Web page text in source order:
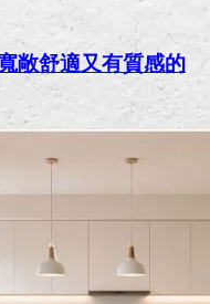
敞舒適又有質感的